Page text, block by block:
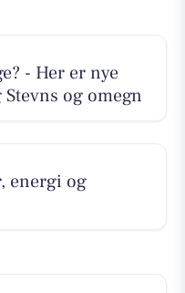
- Her er nye
og omegn
energi og